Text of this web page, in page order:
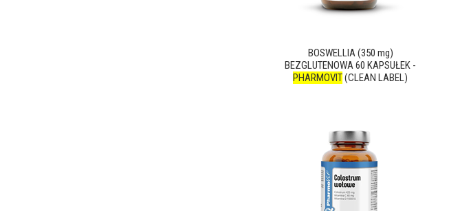
BOSWELLIA (350 mg)
BEZGLUTENOWA 60 KAPSUŁEK -
PHARMOVIT(CLEAN LABEL)